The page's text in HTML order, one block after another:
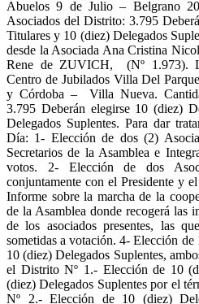
Abuelos 9 de Julio – Belgrano
Asociados del Distrito: 3.795
Titulares y 10 (diez) Delegados
desde la Asociada Ana Cristina
Rene de ZUVICH, (Nº 1.973).
Centro de Jubilados Villa Del
y Córdoba – Villa Nueva.
3.795 Deberán elegirse 10 (diez)
Delegados Suplentes. Para dar
Día: 1- Elección de dos (2)
Secretarios de la Asamblea e
votos. 2- Elección de dos
conjuntamente con el Presidente y
Informe sobre la marcha de la
de la Asamblea donde recogerá las
de los asociados presentes, las
sometidas a votación. 4- Elección
10 (diez) Delegados Suplentes,
el Distrito Nº 1.- Elección de 10
(diez) Delegados Suplentes por el
Nº 2.- Elección de 10 (diez)